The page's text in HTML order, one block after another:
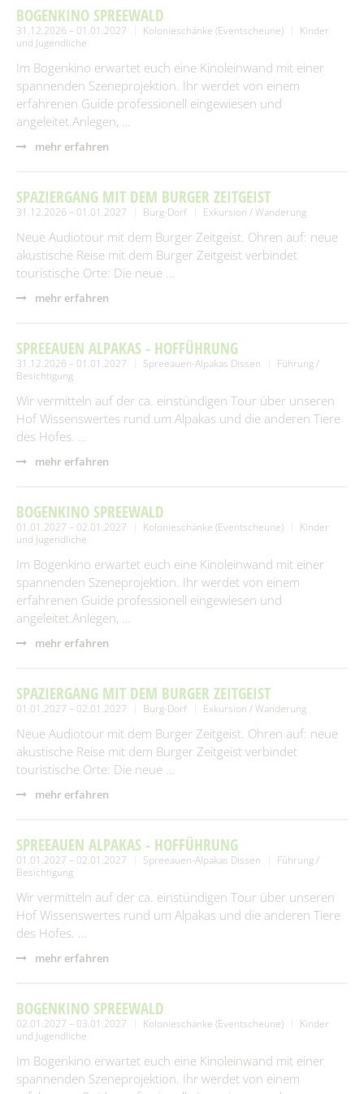
Fundtiere
Zahlen & Statistik
Formularservice
Spielplätze
Spenden & Sponsoring
Tourismus
BOGENKINO SPREEWALD
31.12.2026 – 01.01.2027 Kolonieschänke (Eventscheune)
Kinder
und Jugendliche
Im Bogenkino erwartet euch eine Kinoleinwand mit einer
spannenden Szeneprojektion. Ihr werdet von einem
erfahrenen Guide professionell eingewiesen und
angeleitet.Anlegen, …
mehr erfahren
SPAZIERGANG MIT DEM BURGER ZEITGEIST
31.12.2026 – 01.01.2027 Burg-Dorf Exkursion / Wanderung
Neue Audiotour mit dem Burger Zeitgeist. Ohren auf: neue
akustische Reise mit dem Burger Zeitgeist verbindet
touristische Orte: Die neue …
mehr erfahren
SPREEAUEN ALPAKAS - HOFFÜHRUNG
31.12.2026 – 01.01.2027 Spreeauen-Alpakas Dissen
Führung /
Besichtigung
Wir vermitteln auf der ca. einstündigen Tour über unseren
Hof Wissenswertes rund um Alpakas und die anderen Tiere
des Hofes. …
mehr erfahren
BOGENKINO SPREEWALD
01.01.2027 – 02.01.2027 Kolonieschänke (Eventscheune)
Kinder
und Jugendliche
Im Bogenkino erwartet euch eine Kinoleinwand mit einer
spannenden Szeneprojektion. Ihr werdet von einem
erfahrenen Guide professionell eingewiesen und
angeleitet.Anlegen, …
mehr erfahren
SPAZIERGANG MIT DEM BURGER ZEITGEIST
01.01.2027 – 02.01.2027 Burg-Dorf Exkursion / Wanderung
Neue Audiotour mit dem Burger Zeitgeist. Ohren auf: neue
akustische Reise mit dem Burger Zeitgeist verbindet
touristische Orte: Die neue …
mehr erfahren
SPREEAUEN ALPAKAS - HOFFÜHRUNG
01.01.2027 – 02.01.2027 Spreeauen-Alpakas Dissen
Führung /
Besichtigung
Wir vermitteln auf der ca. einstündigen Tour über unseren
Hof Wissenswertes rund um Alpakas und die anderen Tiere
des Hofes. …
mehr erfahren
BOGENKINO SPREEWALD
02.01.2027 – 03.01.2027 Kolonieschänke (Eventscheune)
Kinder
und Jugendliche
Im Bogenkino erwartet euch eine Kinoleinwand mit einer
spannenden Szeneprojektion. Ihr werdet von einem